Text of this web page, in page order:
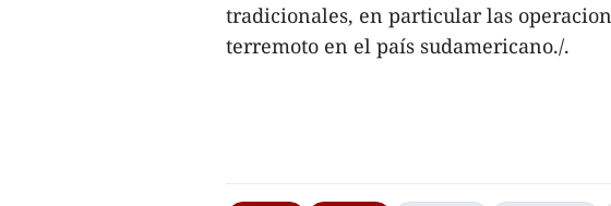
tradicionales, en particular las
terremoto en el país sudamericano./.